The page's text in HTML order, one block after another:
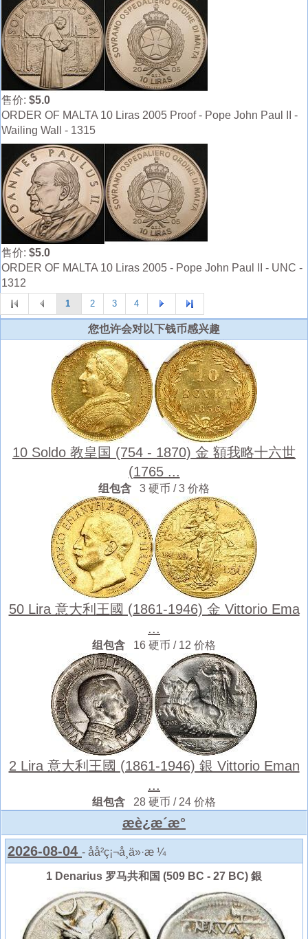
售价: $5.0
ORDER OF MALTA 10 Liras 2005 Proof - Pope John Paul II -
Wailing Wall - 1315
售价: $5.0
ORDER OF MALTA 10 Liras 2005 - Pope John Paul II - UNC -
1312
1 2 3 4
您也许会对以下钱币感兴趣
10 Soldo 教皇国 (754 - 1870) 金 額我略十六世
(1765 ...
组包含 3 硬币 / 3 价格
50 Lira 意大利王國 (1861-1946) 金 Vittorio Ema
...
组包含 16 硬币 / 12 价格
2 Lira 意大利王國 (1861-1946) 銀 Vittorio Eman
...
组包含 28 硬币 / 24 价格
æè¿æ´æ°
2026-08-04 - åå²ç¡¬å¸ä»·æ ¼
1 Denarius 罗马共和国 (509 BC - 27 BC) 銀